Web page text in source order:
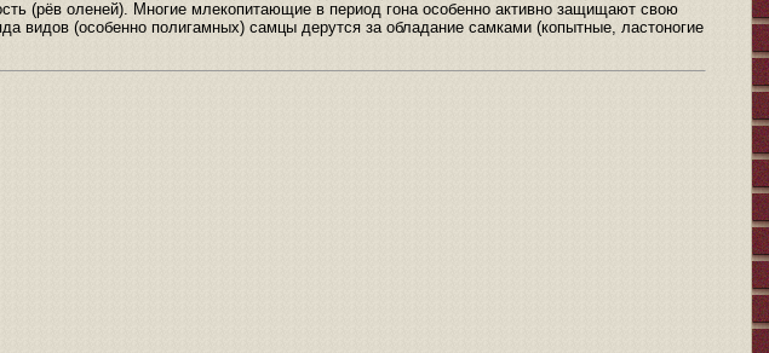
(рёв оленей). Многие млекопитающие в период гона особенно активно защищают свою
видов (особенно полигамных) самцы дерутся за обладание самками (копытные, ластоногие